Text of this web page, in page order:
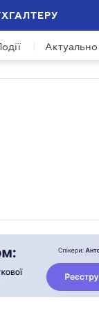
Актуально